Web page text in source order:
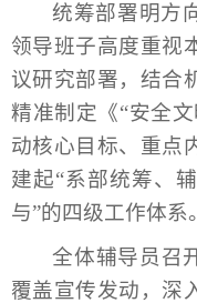
统筹部署明方
领导班子高度重视
议研究部署，结合
精准制定《“安全
动核心目标、重点
建起“系部统筹、
与”的四级工作体系。
全体辅导员召
覆盖宣传发动，深